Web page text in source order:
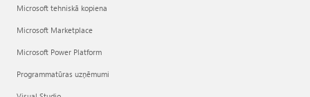
Microsoft tehniskā kopiena
Microsoft Marketplace
Microsoft Power Platform
Programmatūras uzņēmumi